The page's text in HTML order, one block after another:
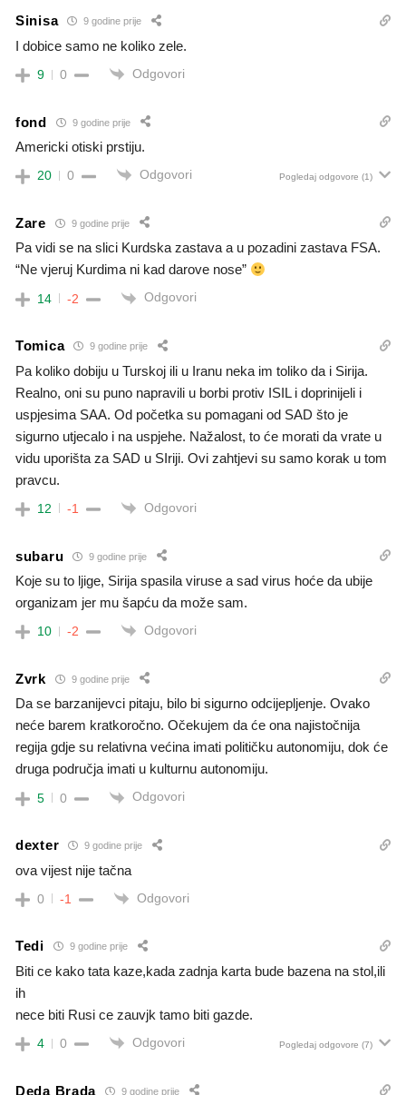
Sinisa 9 godine prije
I dobice samo ne koliko zele.
9 0 Odgovori
fond 9 godine prije
Americki otiski prstiju.
20 0 Odgovori Pogledaj odgovore (1)
Zare 9 godine prije
Pa vidi se na slici Kurdska zastava a u pozadini zastava FSA.
“Ne vjeruj Kurdima ni kad darove nose”
14 -2 Odgovori
Tomica 9 godine prije
Pa koliko dobiju u Turskoj ili u Iranu neka im toliko da i Sirija.
Realno, oni su puno napravili u borbi protiv ISIL i doprinijeli i
uspjesima SAA. Od početka su pomagani od SAD što je
sigurno utjecalo i na uspjehe. Nažalost, to će morati da vrate u
vidu uporišta za SAD u SIriji. Ovi zahtjevi su samo korak u tom
pravcu.
12 -1 Odgovori
subaru 9 godine prije
Koje su to ljige, Sirija spasila viruse a sad virus hoće da ubije
organizam jer mu šapću da može sam.
10 -2 Odgovori
Zvrk 9 godine prije
Da se barzanijevci pitaju, bilo bi sigurno odcijepljenje. Ovako
neće barem kratkoročno. Očekujem da će ona najistočnija
regija gdje su relativna većina imati političku autonomiju, dok će
druga područja imati u kulturnu autonomiju.
5 0 Odgovori
dexter 9 godine prije
ova vijest nije tačna
0 -1 Odgovori
Tedi 9 godine prije
Biti ce kako tata kaze,kada zadnja karta bude bazena na stol,ili
ih
nece biti Rusi ce zauvjk tamo biti gazde.
4 0 Odgovori Pogledaj odgovore (7)
Deda Brada 9 godine prije